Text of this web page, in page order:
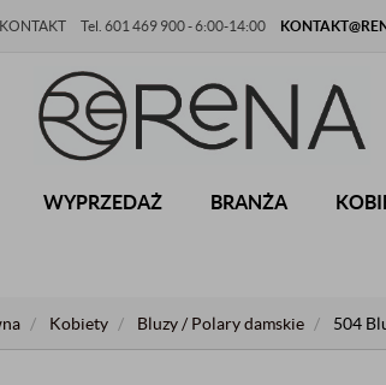
KONTAKT Tel. 601 469 900 - 6:00-14:00
WYPRZEDAŻ BRANŻA
Kobiety Bluzy / Polary damskie 504